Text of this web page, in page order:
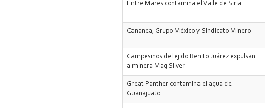
Entre Mares contamina el Valle de Siria
Cananea, Grupo México y Sindicato Minero
Campesinos del ejido Benito Juárez expulsan
a minera Mag Silver
Great Panther contamina el agua de
Guanajuato